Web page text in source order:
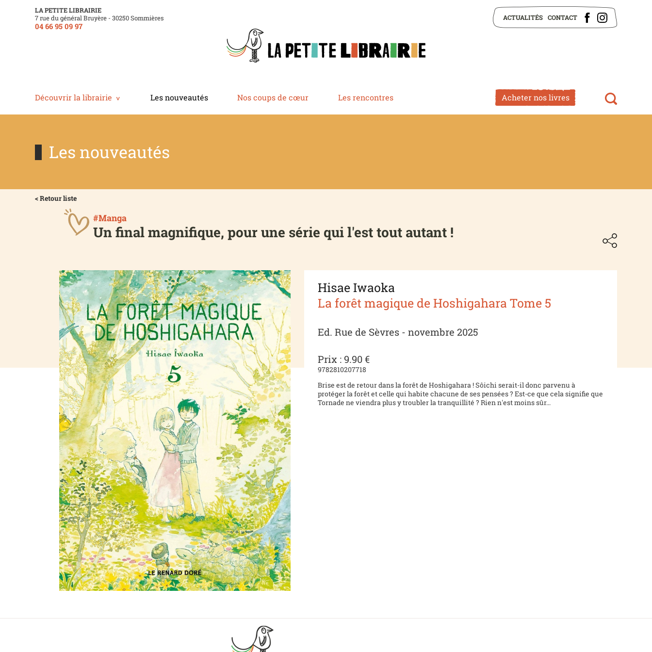
LA PETITE LIBRAIRIE
7 rue du général Bruyère - 30250 Sommières
04 66 95 09 97
ACTUALITÉS CONTACT
Découvrir la librairie Les nouveautés Nos coups de cœur Les rencontres Acheter nos livres
Les nouveautés
< Retour liste
#Manga
Un final magnifique, pour une série qui l'est tout autant !
Hisae Iwaoka
La forêt magique de Hoshigahara Tome 5
Ed. Rue de Sèvres - novembre 2025
Prix : 9.90 €
9782810207718
Brise est de retour dans la forêt de Hoshigahara ! Sôichi serait-il donc parvenu à
protéger la forêt et celle qui habite chacune de ses pensées ? Est-ce que cela signifie que
Tornade ne viendra plus y troubler la tranquillité ? Rien n'est moins sûr...